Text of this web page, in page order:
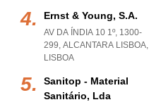
Ernst & Young, S.a.
AV DA ÍNDIA 10 1º, 1300-
299, ALCANTARA LISBOA,
LISBOA
Sanitop - Material
Sanitário, Lda